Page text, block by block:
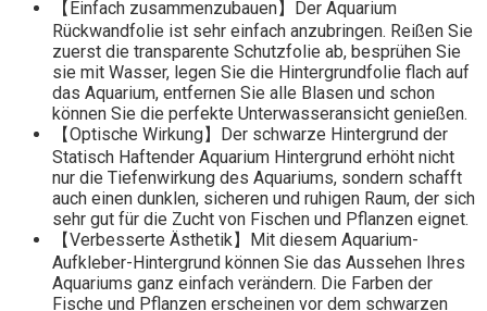
【Einfach zusammenzubauen】Der Aquarium
Rückwandfolie ist sehr einfach anzubringen. Reißen Sie
zuerst die transparente Schutzfolie ab, besprühen Sie
sie mit Wasser, legen Sie die Hintergrundfolie flach auf
das Aquarium, entfernen Sie alle Blasen und schon
können Sie die perfekte Unterwasseransicht genießen.
【Optische Wirkung】Der schwarze Hintergrund der
Statisch Haftender Aquarium Hintergrund erhöht nicht
nur die Tiefenwirkung des Aquariums, sondern schafft
auch einen dunklen, sicheren und ruhigen Raum, der sich
sehr gut für die Zucht von Fischen und Pflanzen eignet.
【Verbesserte Ästhetik】Mit diesem Aquarium-
Aufkleber-Hintergrund können Sie das Aussehen Ihres
Aquariums ganz einfach verändern. Die Farben der
Fische und Pflanzen erscheinen vor dem schwarzen